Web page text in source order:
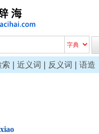
索 | 近义词 | 反义词 | 语造
xiao